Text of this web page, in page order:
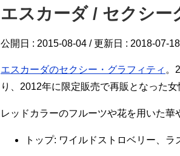
エスカーダ / セクシー
公開日 : 2015-08-04 / 更新日 : 2018-07-18
エスカーダのセクシー・グラフィティ 。
り、2012年に限定販売で再販となった女
レッドカラーのフルーツや花を用いた華
トップ: ワイルドストロベリー、